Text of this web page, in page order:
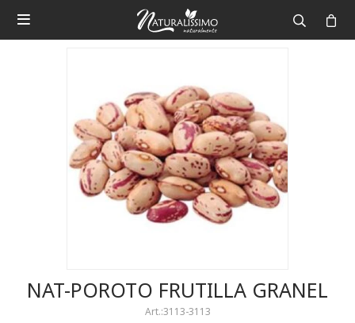

NAT-POROTO FRUTILLA GRANEL
3113-3113